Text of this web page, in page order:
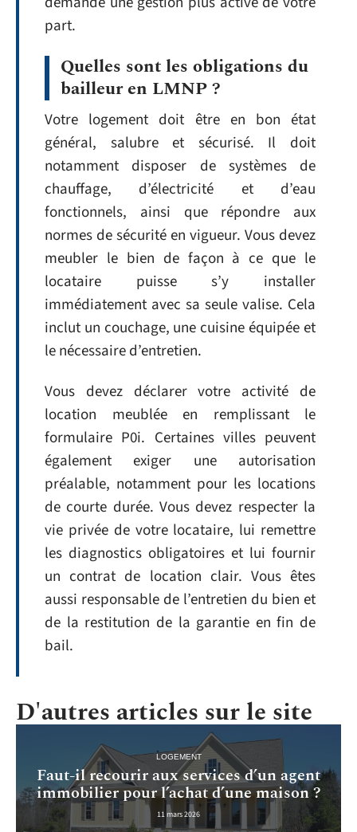
part.
Quelles sont les obligations du
bailleur en LMNP ?
Votre logement doit être en bon état
général, salubre et sécurisé. Il doit
notamment disposer de systèmes de
chauffage, d’électricité et d’eau
fonctionnels, ainsi que répondre aux
normes de sécurité en vigueur. Vous devez
meubler le bien de façon à ce que le
locataire puisse s’y installer
immédiatement avec sa seule valise. Cela
inclut un couchage, une cuisine équipée et
le nécessaire d’entretien.
Vous devez déclarer votre activité de
location meublée en remplissant le
formulaire P0i. Certaines villes peuvent
également exiger une autorisation
préalable, notamment pour les locations
de courte durée. Vous devez respecter la
vie privée de votre locataire, lui remettre
les diagnostics obligatoires et lui fournir
un contrat de location clair. Vous êtes
aussi responsable de l’entretien du bien et
de la restitution de la garantie en fin de
bail.
D'autres articles sur le site
LOGEMENT
Faut-il recourir aux services d’un agent
immobilier pour l’achat d’une maison ?
11 mars 2026